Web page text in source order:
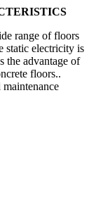
range of floors
static electricity is
advantage of
floors..